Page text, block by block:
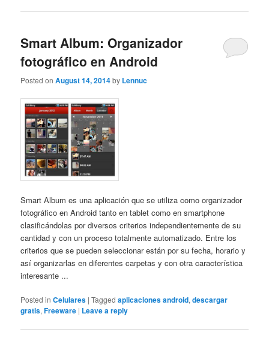
Smart Album: Organizador
fotográfico en Android
Posted onAugust 14, 2014by Lennuc
Smart Album es una aplicación que se utiliza como organizador
fotográfico en Android tanto en tablet como en smartphone
clasificándolas por diversos criterios independientemente de su
cantidad y con un proceso totalmente automatizado. Entre los
criterios que se pueden seleccionar están por su fecha, horario y
así organizarlas en diferentes carpetas y con otra característica
interesante ...
Posted in Celulares |Tagged aplicaciones android,descargar
gratis,Freeware | Leave a reply